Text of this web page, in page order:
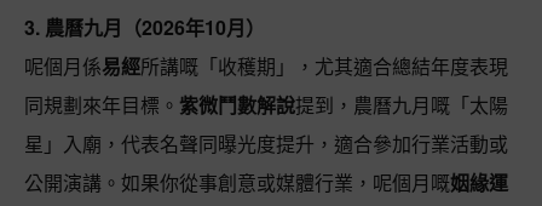
3. 農曆九月（2026年10月）
呢個月係易經所講嘅「收穫期」，尤其適合總結年度表現
同規劃來年目標。 紫微鬥數解說提到，農曆九月嘅「太陽
星」入廟，代表名聲同曝光度提升，適合參加行業活動或
公開演講。如果你從事創意或媒體行業，呢個月嘅姻緣運